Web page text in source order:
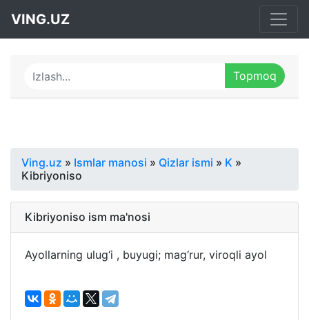
VING.UZ
Ving.uz » Ismlar manosi » Qizlar ismi » K »
Kibriyoniso
Kibriyoniso ism ma'nosi
Ayollarning ulug‘i , buyugi; mag‘rur, viroqli ayol